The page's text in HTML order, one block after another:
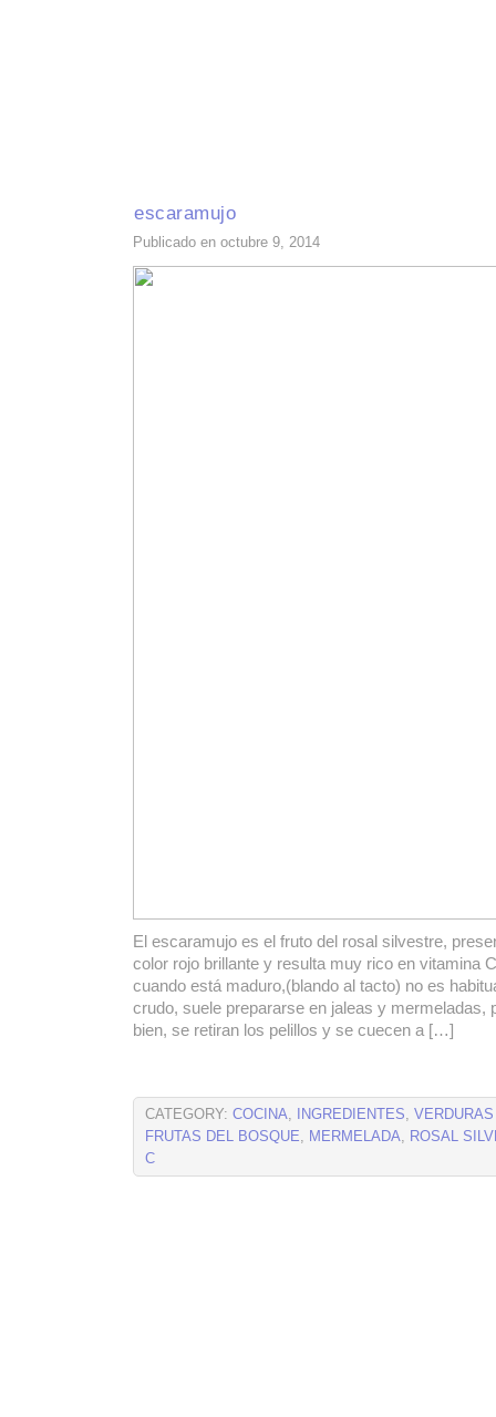
escaramujo
Publicado en octubre 9, 2014
El escaramujo es el fruto del rosal silvestre,
color rojo brillante y resulta muy rico en vitamina
cuando está maduro,(blando al tacto) no es
crudo, suele prepararse en jaleas y mermeladas,
bien, se retiran los pelillos y se cuecen a […]
CATEGORY: COCINA, INGREDIENTES,
FRUTAS DEL BOSQUE, MERMELADA, ROSAL
C